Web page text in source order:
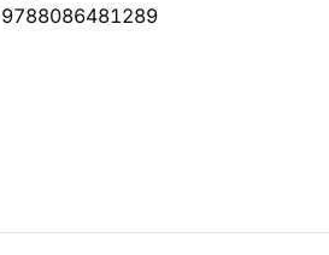
9788086481289